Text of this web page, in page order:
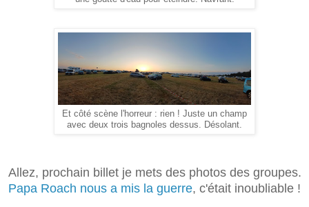
Et côté scène l'horreur : rien ! Juste un champ
avec deux trois bagnoles dessus. Désolant.
Allez, prochain billet je mets des photos des groupes.
Papa Roach nous a mis la guerre, c'était inoubliable !